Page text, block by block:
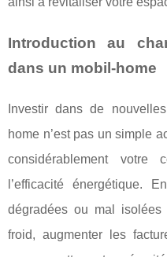
Introduction au
dans un mobil-home
Investir dans de
home n’est pas un simple
considérablement votre
l’efficacité énergétique.
dégradées ou mal isolées
froid, augmenter les